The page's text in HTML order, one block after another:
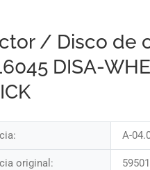
/ Disco de
DISA-
A-
original: